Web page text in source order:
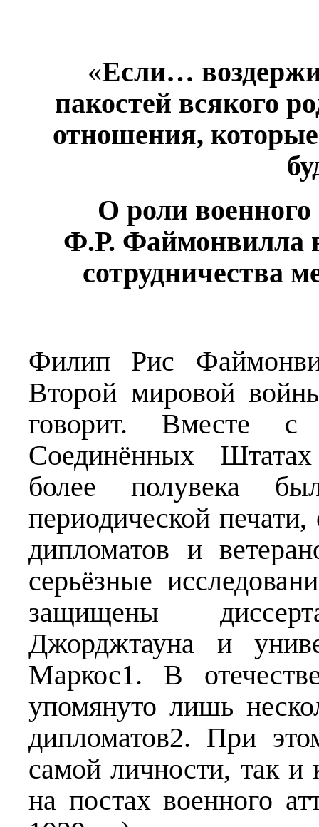
«Если…
пакостей всякого
отношения,
О роли
Ф.Р. Файмонвилла
сотрудничества
Филип Рис
Второй мировой
говорит. Вместе
Соединённых
более полувека
периодической
дипломатов и
серьёзные
защищены
Джорджтауна и
Маркос1. В
упомянуто лишь
дипломатов2. При
самой личности, так и
на постах